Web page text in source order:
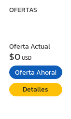
OFERTAS
Oferta Actual
$0USD
Oferta Ahora!
Detalles